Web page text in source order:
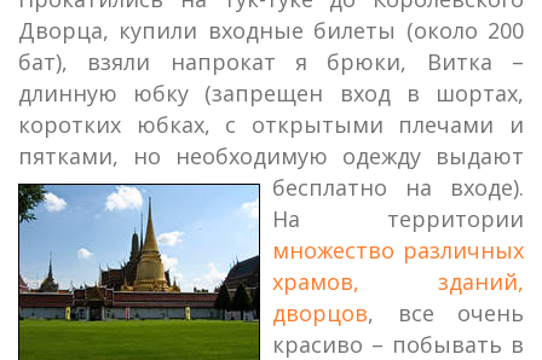
Дворца, купили входные билеты (около 200
бат), взяли напрокат я брюки, Витка –
длинную юбку (запрещен вход в шортах,
коротких юбках, с открытыми плечами и
пятками, но необходимую одежду выдают
бесплатно на входе).
На территории
множество различных
храмов, зданий,
дворцов, все очень
красиво – побывать в